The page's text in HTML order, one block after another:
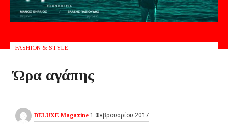
FASHION & STYLE
Ώρα αγάπης
DELUXE Magazine 1 Φεβρουαρίου 2017